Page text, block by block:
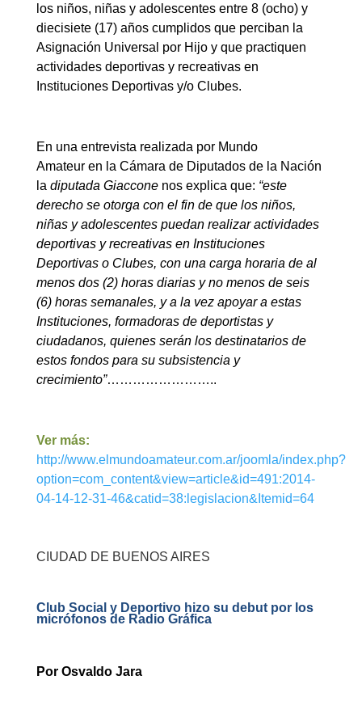
los niños, niñas y adolescentes entre 8 (ocho) y
diecisiete (17) años cumplidos que perciban la
Asignación Universal por Hijo y que practiquen
actividades deportivas y recreativas en
Instituciones Deportivas y/o Clubes.
En una entrevista realizada por Mundo
Amateur en la Cámara de Diputados de la Nación
la diputada Giacconenos explica que: “este
derecho se otorga con el fin de que los niños,
niñas y adolescentes puedan realizar actividades
deportivas y recreativas en Instituciones
Deportivas o Clubes, con una carga horaria de al
menos dos (2) horas diarias y no menos de seis
(6) horas semanales, y a la vez apoyar a estas
Instituciones, formadoras de deportistas y
ciudadanos, quienes serán los destinatarios de
estos fondos para su subsistencia y
crecimiento”……………………..
Ver más:
http://www.elmundoamateur.com.ar/joomla/index.php?
option=com_content&view=article&id=491:2014-
04-14-12-31-46&catid=38:legislacion&Itemid=64
CIUDAD DE BUENOS AIRES
Club Social y Deportivo hizo su debut por los
micrófonos de Radio Gráfica
Por Osvaldo Jara